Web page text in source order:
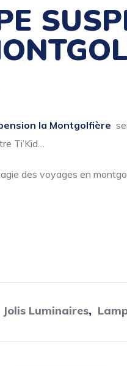
la Montgolfière
Ti’Kid…
des voyages en
Jolis Luminaires,